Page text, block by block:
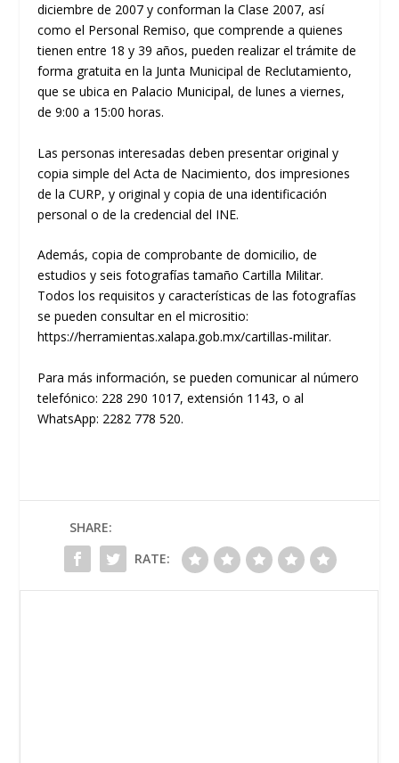
diciembre de 2007 y conforman la Clase 2007, así
como el Personal Remiso, que comprende a quienes
tienen entre 18 y 39 años, pueden realizar el trámite de
forma gratuita en la Junta Municipal de Reclutamiento,
que se ubica en Palacio Municipal, de lunes a viernes,
de 9:00 a 15:00 horas.
Las personas interesadas deben presentar original y
copia simple del Acta de Nacimiento, dos impresiones
de la CURP, y original y copia de una identificación
personal o de la credencial del INE.
Además, copia de comprobante de domicilio, de
estudios y seis fotografías tamaño Cartilla Militar.
Todos los requisitos y características de las fotografías
se pueden consultar en el micrositio:
https://herramientas.xalapa.gob.mx/cartillas-militar.
Para más información, se pueden comunicar al número
telefónico: 228 290 1017, extensión 1143, o al
WhatsApp: 2282 778 520.
SHARE:
RATE: